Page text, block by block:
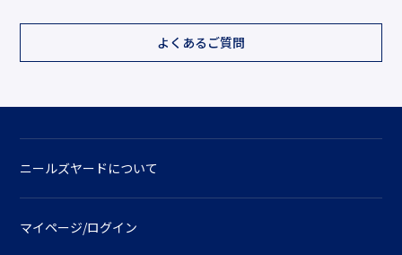
よくあるご質問
ニールズヤードについて
マイページ/ログイン